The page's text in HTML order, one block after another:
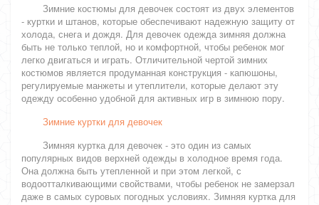
Зимние костюмы для девочек состоят из двух элементов
- куртки и штанов, которые обеспечивают надежную защиту от
холода, снега и дождя. Для девочек одежда зимняя должна
быть не только теплой, но и комфортной, чтобы ребенок мог
легко двигаться и играть. Отличительной чертой зимних
костюмов является продуманная конструкция - капюшоны,
регулируемые манжеты и утеплители, которые делают эту
одежду особенно удобной для активных игр в зимнюю пору.
Зимние куртки для девочек
Зимняя куртка для девочек - это один из самых
популярных видов верхней одежды в холодное время года.
Она должна быть утепленной и при этом легкой, с
водоотталкивающими свойствами, чтобы ребенок не замерзал
даже в самых суровых погодных условиях. Зимняя куртка для